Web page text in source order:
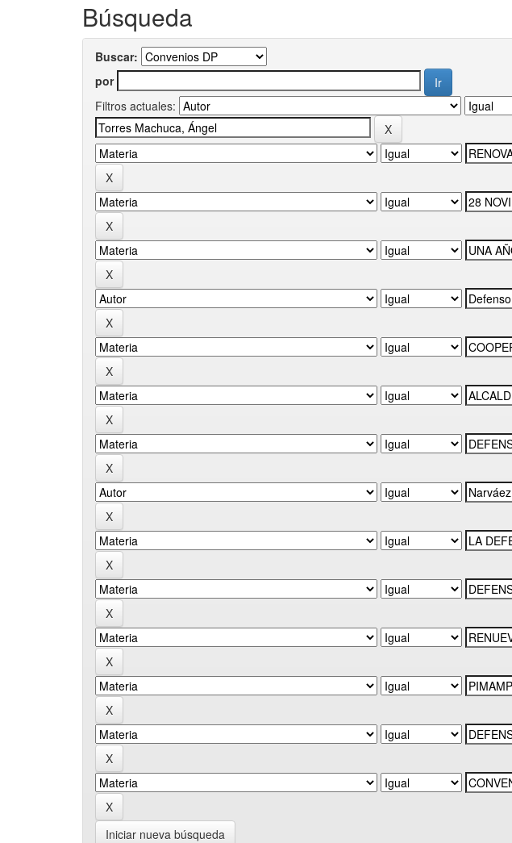
Búsqueda
Buscar:
por
Filtros actuales:
Iniciar nueva búsqueda